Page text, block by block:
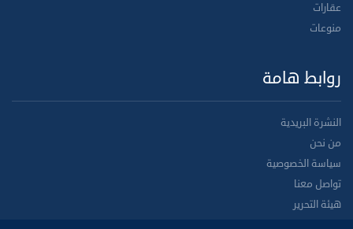
عقارات
منوعات
روابط هامة
النشرة البريدية
من نحن
سياسة الخصوصية
تواصل معنا
هيئة التحرير